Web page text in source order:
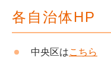
各自治体HP
中央区はこちら